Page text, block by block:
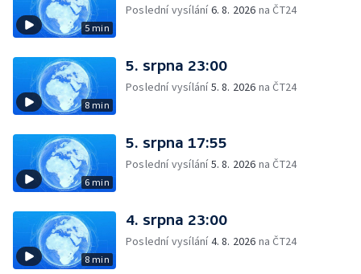
5 min
Poslední vysílání6. 8. 2026 na ČT24
8 min
5. srpna 23:00
Poslední vysílání5. 8. 2026 na ČT24
6 min
5. srpna 17:55
Poslední vysílání5. 8. 2026 na ČT24
8 min
4. srpna 23:00
Poslední vysílání4. 8. 2026 na ČT24